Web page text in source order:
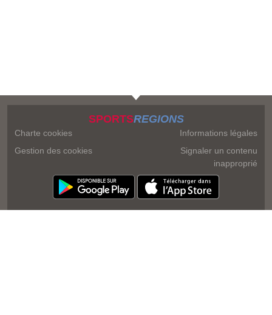
SPORTSREGIONS
Charte cookies
Gestion des cookies
Informations légales
Signaler un contenu
inapproprié